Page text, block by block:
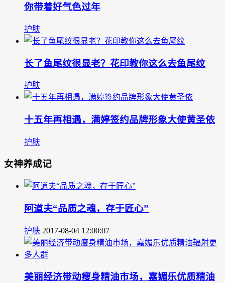
你带着好气色过年
护肤
长了鱼尾纹很显老？花印教你这么去鱼尾纹
护肤
十五年再相遇，满婷签约品牌形象大使黄圣依
护肤
女神养成记
阿道夫“品质之魂，存于匠心”
护肤 2017-08-04 12:00:07
美丽经济带动瘦身精油市场，嘉媚乐优质精油